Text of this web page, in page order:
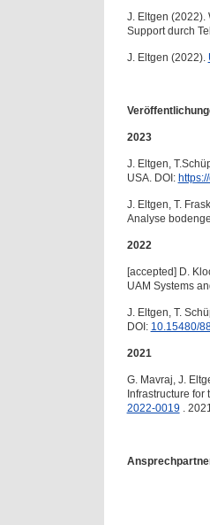
J. Eltgen (2022).
Support durch
J. Eltgen (2022).
2023
J. Eltgen,
USA. DOI:
J. Eltgen, T.
Analyse
2022
[accepted] D.
UAM Systems
J. Eltgen, T.
DOI: 10.15480/
2021
G. Mavraj, J.
Infrastructure
2022-0019.